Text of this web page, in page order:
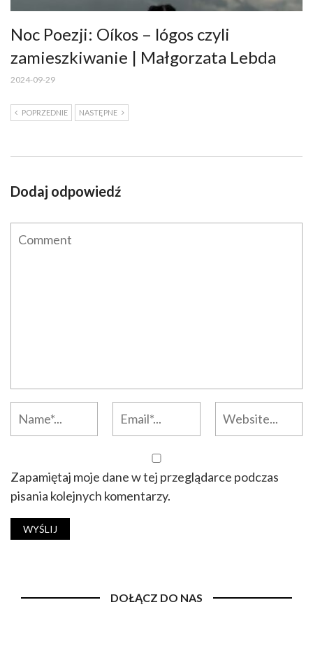
Noc Poezji: Oíkos – lógos czyli
zamieszkiwanie | Małgorzata Lebda
2024-09-29
POPRZEDNIE NASTĘPNE
Dodaj odpowiedź
Zapamiętaj moje dane w tej przeglądarce podczas
pisania kolejnych komentarzy.
DOŁĄCZ DO NAS